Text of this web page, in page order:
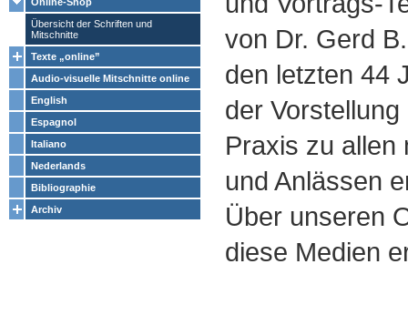
Übersicht der Schriften und
Mitschnitte
Texte „online”
Audio-visuelle Mitschnitte online
English
Espagnol
Italiano
Nederlands
Bibliographie
Archiv
von Dr. Gerd
den letzten 44
der
Praxis zu allen
und Anlässen
Über unseren
diese Medien